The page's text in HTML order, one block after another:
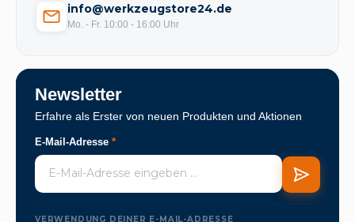
info@werkzeugstore24.de
Mo. - Fr. 10:00 - 16:00 Uhr
Newsletter
Erfahre als Erster von neuen Produkten und Aktionen
E-Mail-Adresse *
VERWENDUNG DEINER E-MAIL-ADRESSE